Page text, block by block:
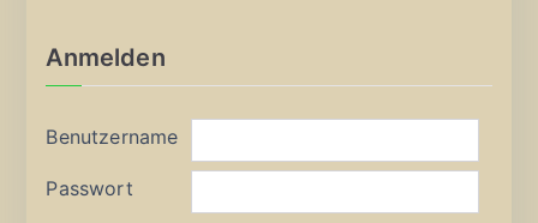
Anmelden
Benutzername
Passwort